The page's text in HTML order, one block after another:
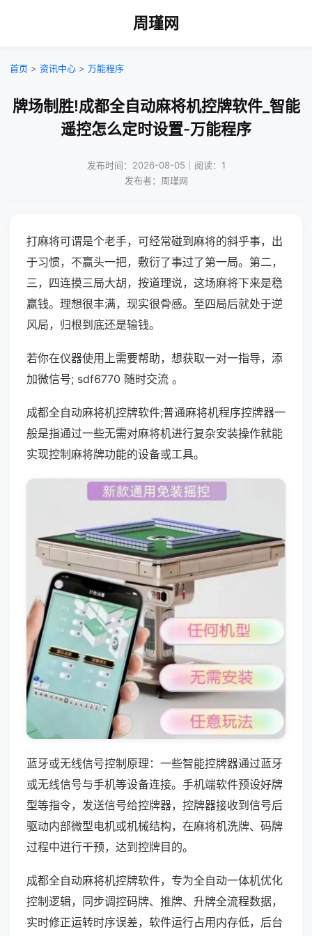
周瑾网
首页 > 资讯中心 > 万能程序
牌场制胜!成都全自动麻将机控牌软件_智能
遥控怎么定时设置-万能程序
发布时间：2026-08-05｜阅读：1
发布者：周瑾网
打麻将可谓是个老手，可经常碰到麻将的斜乎事，出
于习惯，不赢头一把，敷衍了事过了第一局。第二，
三，四连摸三局大胡，按道理说，这场麻将下来是稳
赢钱。理想很丰满，现实很骨感。至四局后就处于逆
风局，归根到底还是输钱。
若你在仪器使用上需要帮助，想获取一对一指导，添
加微信号; sdf6770 随时交流 。
成都全自动麻将机控牌软件;普通麻将机程序控牌器一
般是指通过一些无需对麻将机进行复杂安装操作就能
实现控制麻将牌功能的设备或工具。
蓝牙或无线信号控制原理：一些智能控牌器通过蓝牙
或无线信号与手机等设备连接。手机端软件预设好牌
型等指令，发送信号给控牌器，控牌器接收到信号后
驱动内部微型电机或机械结构，在麻将机洗牌、码牌
过程中进行干预，达到控牌目的。
成都全自动麻将机控牌软件，专为全自动一体机优化
控制逻辑，同步调控码牌、推牌、升牌全流程数据，
实时修正运转时序误差，软件运行占用内存低，后台